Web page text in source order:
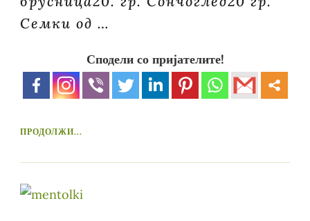
Семки од …
Сподели со пријателите!
ПРОДОЛЖИ...